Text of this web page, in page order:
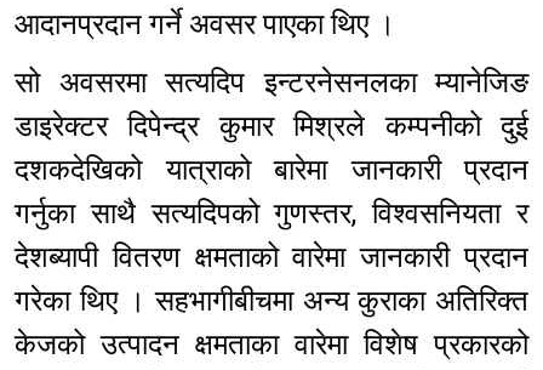
आदानप्रदान गर्ने अवसर पाएका थिए ।
सो अवसरमा सत्यदिप इन्टरनेसनलका म्यानेजिङ
डाइरेक्टर दिपेन्द्र कुमार मिश्रले कम्पनीको दुई
दशकदेखिको यात्राको बारेमा जानकारी प्रदान
गर्नुका साथै सत्यदिपको गुणस्तर, विश्वसनियता र
देशब्यापी वितरण क्षमताको वारेमा जानकारी प्रदान
गरेका थिए । सहभागीबीचमा अन्य कुराका अतिरिक्त
केजको उत्पादन क्षमताका वारेमा विशेष प्रकारको